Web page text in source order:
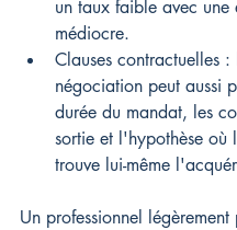
un taux faible avec une
médiocre.
Clauses contractuelles :
négociation peut aussi
durée du mandat, les
sortie et l'hypothèse où
trouve lui-même
Un professionnel légèrement